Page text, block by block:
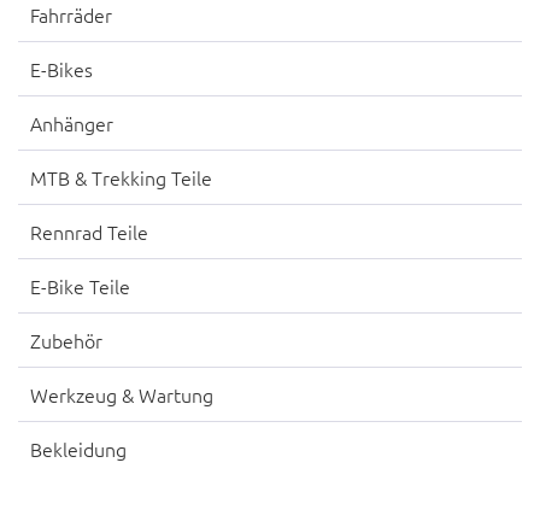
Fahrräder
E-Bikes
Anhänger
MTB & Trekking Teile
Rennrad Teile
E-Bike Teile
Zubehör
Werkzeug & Wartung
Bekleidung